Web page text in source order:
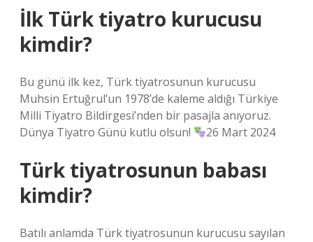
İlk Türk tiyatro kurucusu
kimdir?
Bu günü ilk kez, Türk tiyatrosunun kurucusu
Muhsin Ertuğrul’un 1978’de kaleme aldığı Türkiye
Milli Tiyatro Bildirgesi’nden bir pasajla anıyoruz.
Dünya Tiyatro Günü kutlu olsun!
26 Mart 2024
Türk tiyatrosunun babası
kimdir?
Batılı anlamda Türk tiyatrosunun kurucusu sayılan